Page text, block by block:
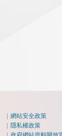
|網站安全政策
|隱私權政策